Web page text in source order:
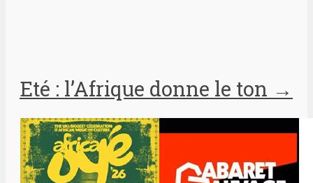
Eté : l’Afrique donne le ton →